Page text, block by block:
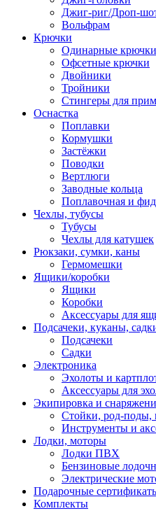
Джиг-риг/Дроп-
Вольфрам
Крючки
Одинарные крючки
Офсетные крючки
Двойники
Тройники
Стингеры для
Оснастка
Поплавки
Кормушки
Застёжки
Поводки
Вертлюги
Заводные кольца
Поплавочная и
Чехлы, тубусы
Тубусы
Чехлы для катушек
Рюкзаки, сумки, каны
Гермомешки
Ящики/коробки
Ящики
Коробки
Аксессуары для
Подсачеки, куканы,
Подсачеки
Садки
Электроника
Эхолоты и
Аксессуары для
Экипировка и
Стойки, род-поды,
Инструменты и
Лодки, моторы
Лодки ПВХ
Бензиновые
Электрические
Подарочные
Комплекты